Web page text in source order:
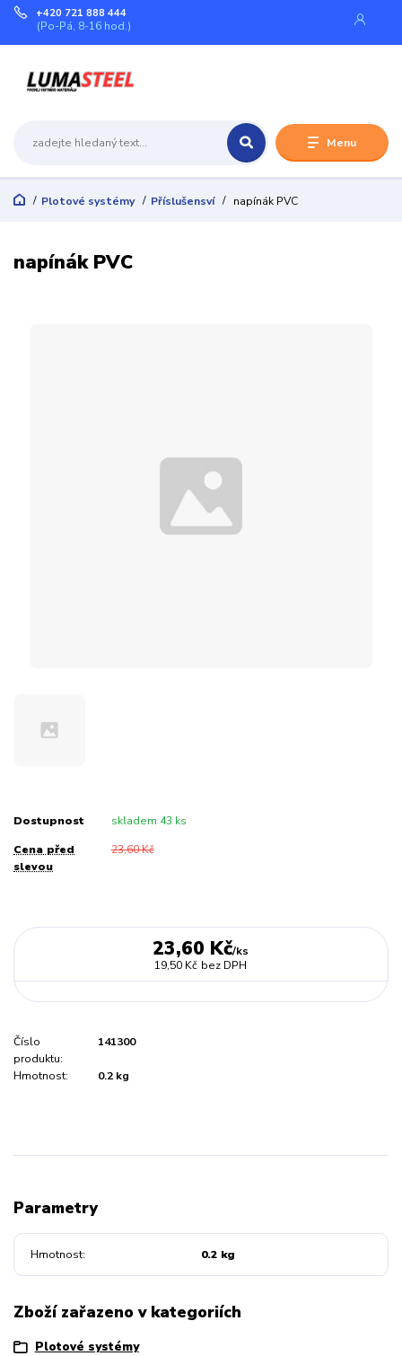
Menu
+420 721 888 444
(Po-Pá, 8-16 hod.)
Plotové systémy Příslušensví napínák PVC
napínák PVC
Dostupnost skladem 43 ks
Cena před
slevou
23,60 Kč
23,60 Kč/ks
19,50 Kč bez DPH
Číslo
produktu:
141300
Hmotnost: 0.2 kg
Parametry
Hmotnost 0.2 kg
Zboží zařazeno v kategoriích
Plotové systémy